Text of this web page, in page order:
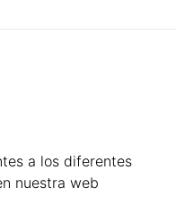
a los diferentes
nuestra web